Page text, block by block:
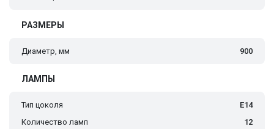
РАЗМЕРЫ
Диаметр, мм 900
ЛАМПЫ
Тип цоколя
E14
Количество ламп
12